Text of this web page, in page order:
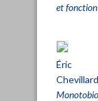
et fonction
Éric
Chevillard
Monotobio